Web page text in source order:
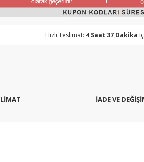
Hızlı Teslimat: 4 Saat 37 Dakika
İADE VE